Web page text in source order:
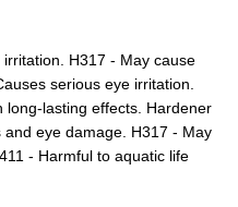
H317 - May cause
serious eye irritation.
long-lasting effects. Hardener
eye damage. H317 - May
- Harmful to aquatic life